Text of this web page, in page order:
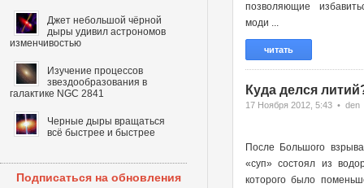
позволяющие
моди ...
читать
Куда делся
17 Ноября 2012, 5:43 • den
После Большого
«суп» состоял из
которого было
Джет небольшой чёрной
дыры удивил астрономов
изменчивостью
Изучение процессов
звездообразования в
галактике NGC 2841
Черные дыры вращаться
всё быстрее и быстрее
Подписаться на обновления